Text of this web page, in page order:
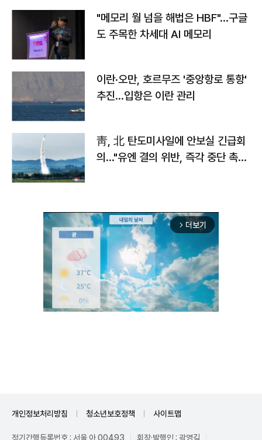
"메모리 월 넘을 해법은 HBF"…구글
도 주목한 차세대 AI 메모리
이란·오만, 호르무즈 '중앙항로 통항'
추진…입항은 이란 관리
靑, 北 탄도미사일에 안보실 긴급회
의…"유엔 결의 위반, 즉각 중단 촉
arrow_forward_ios 더보기
개인정보처리방침 청소년보호정책 사이트맵
정기간행등록번호 : 서울 아 00493 회장·발행인 : 곽영길